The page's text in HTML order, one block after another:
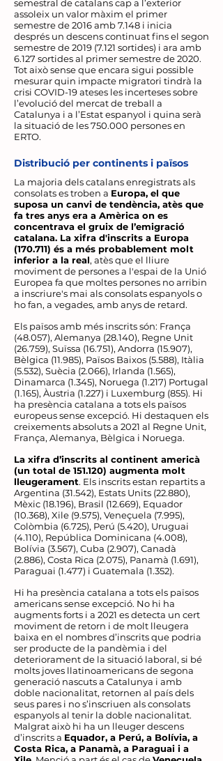
semestral de catalans cap a l’exterior
assoleix un valor màxim el primer
semestre de 2016 amb 7.148 i inicia
després un descens continuat fins el segon
semestre de2019 (7.121 sortides) i ara amb
6.127 sortides al primer semestre de 2020.
Tot això sense que encara sigui possible
mesurar quin impacte migratori tindrà la
crisi COVID-19 ateses les incerteses sobre
l’evolució del mercat de treball a
Catalunya i a l’Estat espanyol i quina serà
la situació de les 750.000 persones en
ERTO.
Distribució per continents i països
La majoria dels catalans enregistrats als
consolats es troben a Europa, el que
suposa un canvi de tendència, atès que
fa tres anys era a Amèrica on es
concentrava el gruix de l’emigració
catalana. La xifra d'inscrits a Europa
(170.711) és a més probablement molt
inferior a la real, atès que el lliure
moviment de persones a l'espai de la Unió
Europea fa que moltes persones no arribin
a inscriure's mai als consolats espanyols o
ho fan, a vegades, amb anys de retard.
Els països amb més inscrits són: França
(48.057), Alemanya (28.140), Regne Unit
(26.759), Suïssa (16.751), Andorra (15.907),
Bèlgica (11.985), Països Baixos (5.588), Itàlia
(5.532), Suècia (2.066), Irlanda (1.565),
Dinamarca (1.345), Noruega (1.217) Portugal
(1.165), Àustria (1.227) i Luxemburg (855). Hi
ha presència catalana a tots els països
europeus sense excepció. Hi destaquen els
creixements absoluts a 2021 al Regne Unit,
França, Alemanya, Bèlgica i Noruega.
La xifra d’inscrits al continent americà
(un total de 151.120) augmenta molt
lleugerament. Els inscrits estan repartits a
Argentina (31.542), Estats Units (22.880),
Mèxic (18.196), Brasil (12.669), Equador
(10.368), Xile (9.575), Veneçuela (7.995),
Colòmbia (6.725), Perú (5.420), Uruguai
(4.110), República Dominicana (4.008),
Bolívia (3.567), Cuba (2.907), Canadà
(2.886), Costa Rica (2.075), Panamà (1.691),
Paraguai (1.477) i Guatemala (1.352).
Hi ha presència catalana a tots els països
americans sense excepció. No hi ha
augments forts i a 2021 es detecta un cert
moviment de retorn i de molt lleugera
baixa en el nombres d’inscrits que podria
ser producte de la pandèmia i del
deteriorament de la situació laboral, si bé
molts joves llatinoamericans de segona
generació nascuts a Catalunya i amb
doble nacionalitat, retornen al país dels
seus pares i no s’inscriuen als consolats
espanyols al tenir la doble nacionalitat.
Malgrat això hi ha un lleuger descens
d’inscrits a Equador, a Perú, a Bolívia, a
Costa Rica, a Panamà, a Paraguai i a